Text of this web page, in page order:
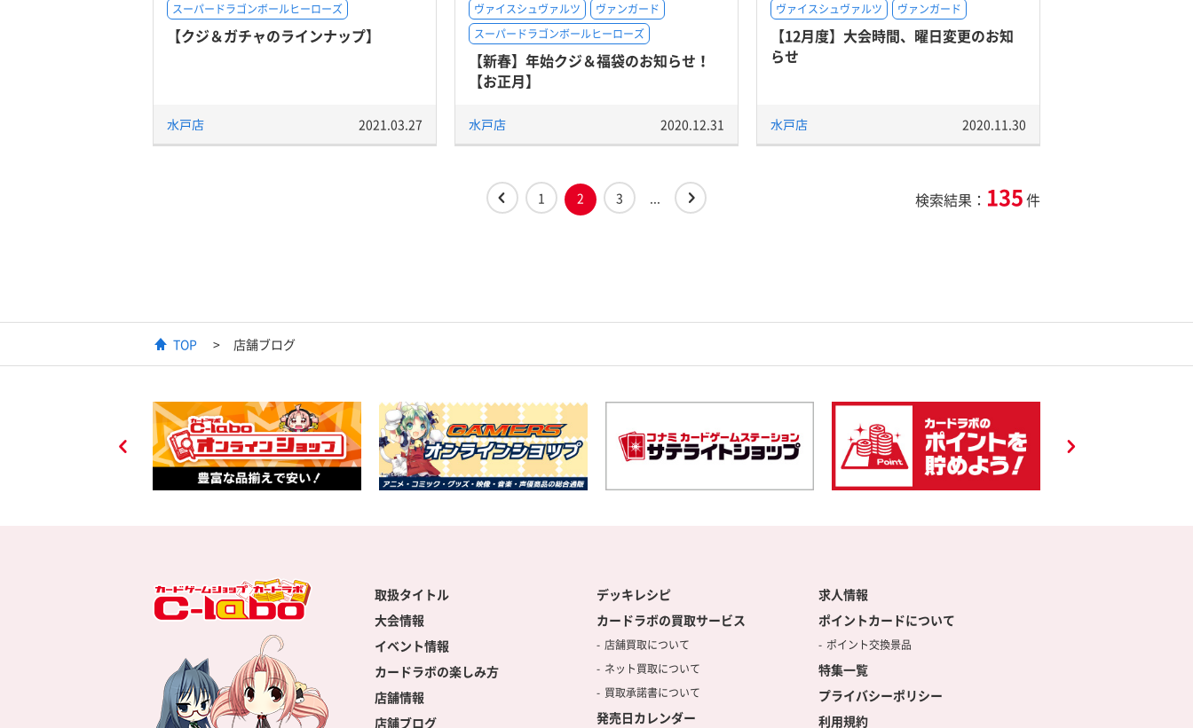
スーパードラゴンボールヒーローズ
【クジ＆ガチャのラインナップ】
水戸店 2021.03.27
ヴァイスシュヴァルツ
ヴァンガード
スーパードラゴンボールヒーローズ
【新春】年始クジ＆福袋のお知らせ！
【お正月】
水戸店 2020.12.31
ヴァイスシュヴァルツ
ヴァンガード
【12月度】大会時間、曜日変更のお知
らせ
水戸店 2020.11.30
1 2 3 ... 検索結果： 135件
TOP 店舗ブログ
取扱タイトル
大会情報
イベント情報
カードラボの楽しみ方
店舗情報
店舗ブログ
デッキレシピ
カードラボの買取サービス
店舗買取について
ネット買取について
買取承諾書について
発売日カレンダー
求人情報
ポイントカードについて
ポイント交換景品
特集一覧
プライバシーポリシー
利用規約